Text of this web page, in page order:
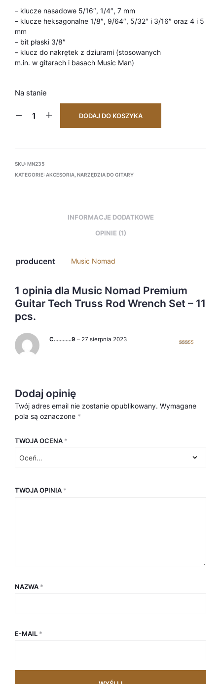
– klucze nasadowe 5/16″, 1/4″, 7 mm
– klucze heksagonalne 1/8″, 9/64″, 5/32″ i 3/16″ oraz 4 i 5
mm
– bit płaski 3/8″
– klucz do nakrętek z dziurami (stosowanych
m.in. w gitarach i basach Music Man)
Na stanie
DODAJ DO KOSZYKA
SKU: MN235
KATEGORIE: AKCESORIA NARZĘDZIA DO GITARY
INFORMACJE DODATKOWE
OPINIE (1)
producent Music Nomad
1 opinia dla Music Nomad Premium
Guitar Tech Truss Rod Wrench Set – 11
pcs.
C…………9 – 27 sierpnia 2023
Dodaj opinię
Twój adres email nie zostanie opublikowany. Wymagane
pola są oznaczone *
TWOJA OCENA *
TWOJA OPINIA *
NAZWA *
E-MAIL *